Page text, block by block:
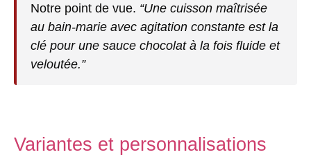
Notre point de vue. “Une cuisson maîtrisée
au bain-marie avec agitation constante est la
clé pour une sauce chocolat à la fois fluide et
veloutée.”
Variantes et personnalisations